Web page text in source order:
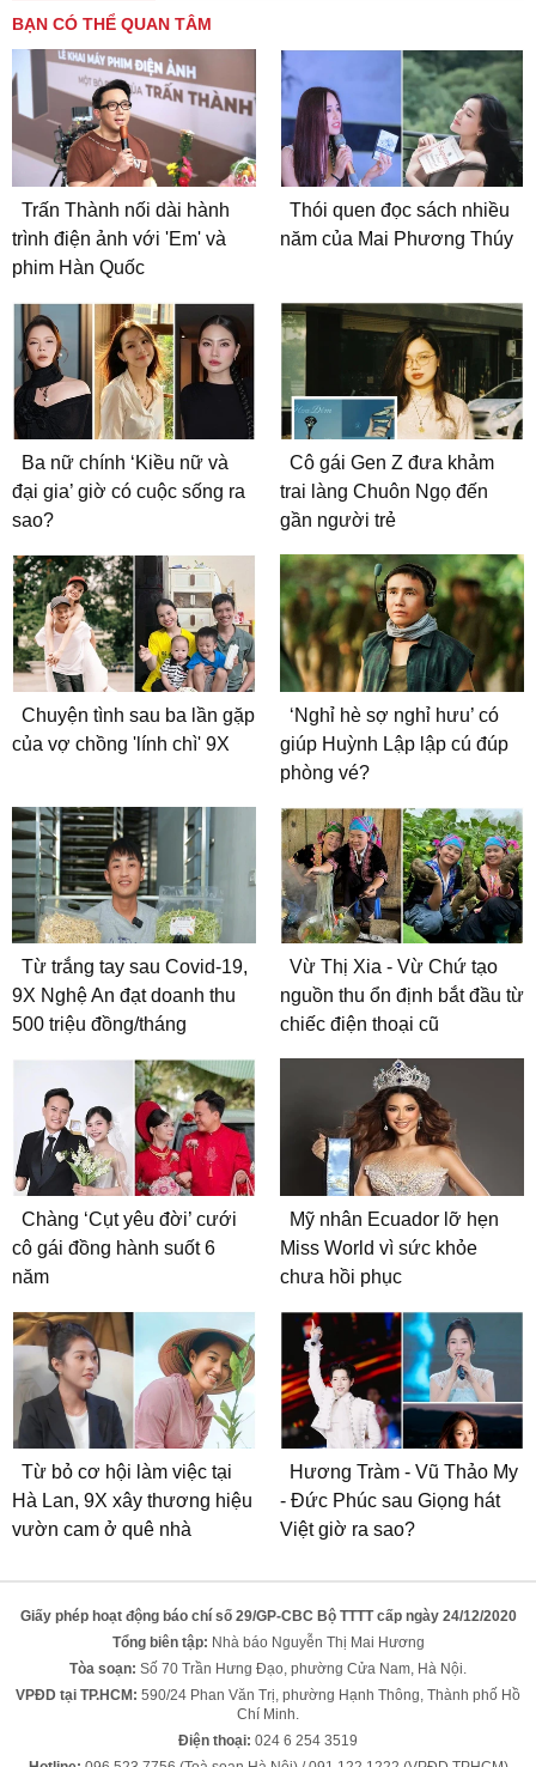
BẠN CÓ THỂ QUAN TÂM
Trấn Thành nối dài hành
trình điện ảnh với 'Em' và
phim Hàn Quốc
Thói quen đọc sách nhiều
năm của Mai Phương Thúy
Ba nữ chính ‘Kiều nữ và
đại gia’ giờ có cuộc sống ra
sao?
Cô gái Gen Z đưa khảm
trai làng Chuôn Ngọ đến
gần người trẻ
Chuyện tình sau ba lần gặp
của vợ chồng 'lính chì' 9X
‘Nghỉ hè sợ nghỉ hưu’ có
giúp Huỳnh Lập lập cú đúp
phòng vé?
Từ trắng tay sau Covid-19,
9X Nghệ An đạt doanh thu
500 triệu đồng/tháng
Vừ Thị Xia - Vừ Chứ tạo
nguồn thu ổn định bắt đầu từ
chiếc điện thoại cũ
Chàng ‘Cụt yêu đời’ cưới
cô gái đồng hành suốt 6
năm
Mỹ nhân Ecuador lỡ hẹn
Miss World vì sức khỏe
chưa hồi phục
Từ bỏ cơ hội làm việc tại
Hà Lan, 9X xây thương hiệu
vườn cam ở quê nhà
Hương Tràm - Vũ Thảo My
- Đức Phúc sau Giọng hát
Việt giờ ra sao?
Giấy phép hoạt động báo chí số 29/GP-CBC Bộ TTTT cấp ngày 24/12/2020
Tổng biên tập: Nhà báo Nguyễn Thị Mai Hương
Tòa soạn: Số 70 Trần Hưng Đạo, phường Cửa Nam, Hà Nội.
VPĐD tại TP.HCM: 590/24 Phan Văn Trị, phường Hạnh Thông, Thành phố Hồ
Chí Minh.
Điện thoại: 024 6 254 3519